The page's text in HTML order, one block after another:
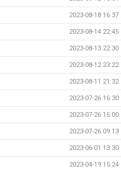
2023-08-18 16:37
2023-08-14 22:45
2023-08-13 22:30
2023-08-12 23:22
2023-08-11 21:32
2023-07-26 16:30
2023-07-26 15:00
2023-07-26 09:13
2023-06-01 13:30
2023-04-19 15:24